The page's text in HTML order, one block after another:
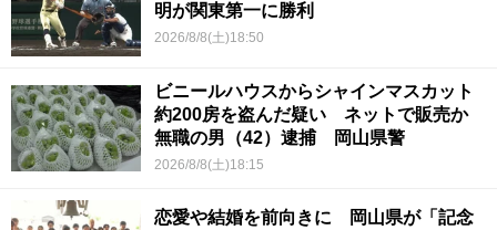
明が関東第一に勝利
2026/8/8(土)18:50
ビニールハウスからシャインマスカット
約200房を盗んだ疑い ネットで販売か
無職の男（42）逮捕 岡山県警
2026/8/8(土)18:15
恋愛や結婚を前向きに 岡山県が「記念